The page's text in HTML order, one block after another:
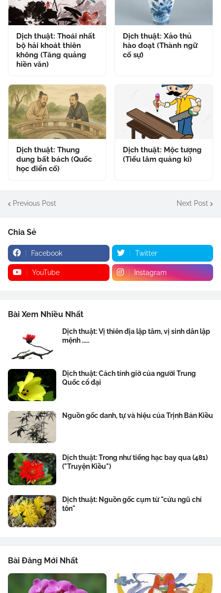
Dịch thuật: Thoái nhất
bộ hải khoát thiên
không (Tăng quảng
hiền văn)
Dịch thuật: Xảo thủ
hào đoạt (Thành ngữ
cố sự)
Dịch thuật: Thung
dung bất bách (Quốc
học điển cố)
Dịch thuật: Mộc tượng
(Tiếu lâm quảng kí)
Previous Post Next Post
Chia Sẻ
Facebook Twitter
YouTube Instagram
Bài Xem Nhiều Nhất
Dịch thuật: Vị thiên địa lập tâm, vị sinh dân lập
mệnh .....
Dịch thuật: Cách tính giờ của người Trung
Quốc cổ đại
Nguồn gốc danh, tự và hiệu của Trịnh Bản Kiều
Dịch thuật: Trong như tiếng hạc bay qua (481)
("Truyện Kiều")
Dịch thuật: Nguồn gốc cụm từ "cửu ngũ chí
tôn"
Bài Đăng Mới Nhất